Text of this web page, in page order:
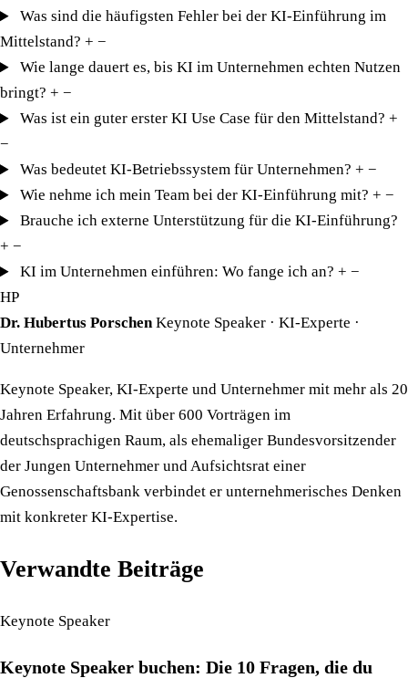
Was sind die häufigsten Fehler bei der KI-Einführung im
Mittelstand? + −
Wie lange dauert es, bis KI im Unternehmen echten Nutzen
bringt? + −
Was ist ein guter erster KI Use Case für den Mittelstand?+
−
Was bedeutet KI-Betriebssystem für Unternehmen?+ −
Wie nehme ich mein Team bei der KI-Einführung mit?+ −
Brauche ich externe Unterstützung für die KI-Einführung?
+ −
KI im Unternehmen einführen: Wo fange ich an?+ −
HP
Dr. Hubertus Porschen Keynote Speaker · KI-Experte ·
Unternehmer
Keynote Speaker, KI-Experte und Unternehmer mit mehr als 20
Jahren Erfahrung. Mit über 600 Vorträgen im
deutschsprachigen Raum, als ehemaliger Bundesvorsitzender
der Jungen Unternehmer und Aufsichtsrat einer
Genossenschaftsbank verbindet er unternehmerisches Denken
mit konkreter KI-Expertise.
Verwandte Beiträge
Keynote Speaker
Keynote Speaker buchen: Die 10 Fragen, die du